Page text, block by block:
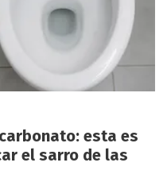
esta es
el sarro de las